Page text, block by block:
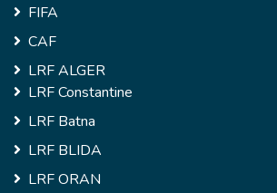
FIFA
CAF
LRF ALGER
LRF Constantine
LRF Batna
LRF BLIDA
LRF ORAN